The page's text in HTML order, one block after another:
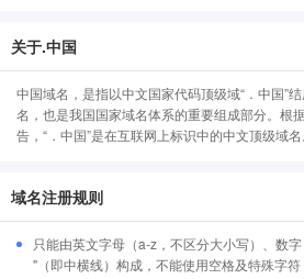
关于.中国
中国域名，是指以中文国家代码顶级域“．中国”
名，也是我国国家域名体系的重要组成部分。根
告，“．中国”是在互联网上标识中的中文顶级域名
域名注册规则
只能由英文字母（a-z，不区分大小写）、数
"（即中横线）构成，不能使用空格及特殊字符